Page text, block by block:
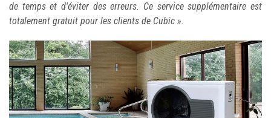
de temps et d'éviter des erreurs. Ce service supplémentaire est
totalement gratuit pour les clients de Cubic ».